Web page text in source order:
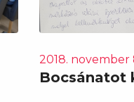
2018. november
Bocsánatot